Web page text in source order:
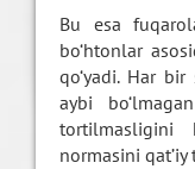
Bu esa
bo‘htonlar
qo‘yadi. Har
aybi
tortilmasligini
normasini qat’iy